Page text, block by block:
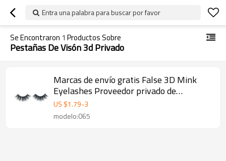
Entra una palabra para buscar por favor
Se Encontraron 1 Productos Sobre
Pestañas De Visón 3d Privado
Marcas de envío gratis False 3D Mink
Eyelashes Proveedor privado de
pestañas
US $1.79-3
modelo:065